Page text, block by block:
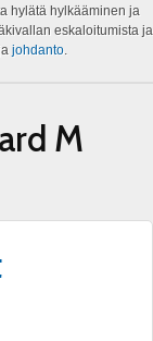
hylätä hylkääminen ja
eskaloitumista ja
johdanto.
M